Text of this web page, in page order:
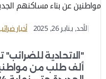
الأحد, يناير 26, 2025 أخبار
ألف طلب من